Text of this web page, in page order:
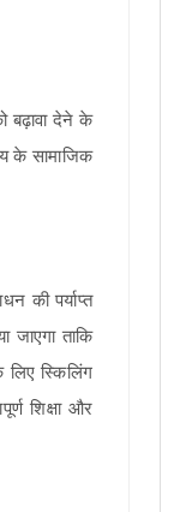
बढ़ावा देने के
के सामाजिक
की पर्याप्त
जाएगा ताकि
लिए स्किलिंग
शिक्षा और